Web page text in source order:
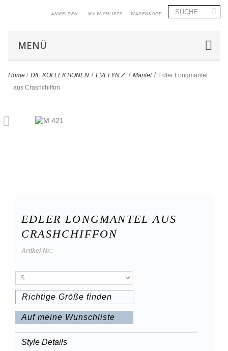
WARENKORB
MY WISHLISTS
ANMELDEN
MENÜ
Home / DIE KOLLEKTIONEN > EVELYN Z. > Mäntel > Edler Longmantel
aus Crashchiffon
EDLER LONGMANTEL AUS
CRASHCHIFFON
Artikel-Nr.:
Richtige Größe finden
Auf meine Wunschliste
Style Details